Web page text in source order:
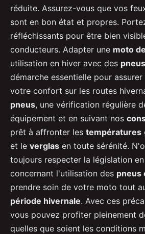
réduite. Assurez-vous que vos
sont en bon état et propres.
réfléchissants pour être bien
conducteurs. Adapter une moto
utilisation en hiver avec des
démarche essentielle pour
votre confort sur les routes
pneus, une vérification régulière
équipement et en suivant nos
prêt à affronter les températures
et le verglas en toute sérénité.
toujours respecter la législation
concernant l'utilisation des pneus
prendre soin de votre moto tout
période hivernale. Avec ces
vous pouvez profiter pleinement
quelles que soient les conditions